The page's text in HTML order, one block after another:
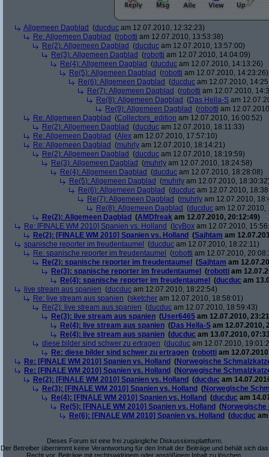
Allgemeen Dagblad (ducduc am 12.07.2010, 12:32:23)
Re: Allgemeen Dagblad (robotti am 12.07.2010, 13:53:38)
Re(2): Allgemeen Dagblad (ducduc am 12.07.2010, 13:57:00)
Re(3): Allgemeen Dagblad (robotti am 12.07.2010, 14:04:09)
Re(4): Allgemeen Dagblad (ducduc am 12.07.2010, 14:13:26)
Re(5): Allgemeen Dagblad (robotti am 12.07.2010, 14:23:26)
Re(6): Allgemeen Dagblad (ducduc am 12.07.2010,
Re(7): Allgemeen Dagblad (robotti am 12.07.2010,
Re(8): Allgemeen Dagblad (Das Hella-S am
Re(9): Allgemeen Dagblad (robotti am
Re: Allgemeen Dagblad (Collectors_edition am 12.07.2010, 16:00:52)
Re(2): Allgemeen Dagblad (ducduc am 12.07.2010, 18:11:33)
Re: Allgemeen Dagblad (Alex am 12.07.2010, 17:57:10)
Re: Allgemeen Dagblad (muhrly am 12.07.2010, 18:14:21)
Re(2): Allgemeen Dagblad (ducduc am 12.07.2010, 18:19:59)
Re(3): Allgemeen Dagblad (muhrly am 12.07.2010, 18:24:58)
Re(4): Allgemeen Dagblad (ducduc am 12.07.2010, 18:28:08)
Re(5): Allgemeen Dagblad (muhrly am 12.07.2010,
Re(6): Allgemeen Dagblad (ducduc am 12.07.2010,
Re(7): Allgemeen Dagblad (muhrly am 12.07.2010,
Re(8): Allgemeen Dagblad (ducduc am 12.07.2010,
Re(2): Allgemeen Dagblad (AMDfreak am 12.07.2010, 20:12:49)
Re: [FINALE WM 2010] Spanien vs. Holland ( IcyBox am 12.07.2010,
Re(2): [FINALE WM 2010] Spanien vs. Holland (Sajhtam am
spanische reporter im freudentaumel
(ducduc am 12.07.2010, 18:22:11)
Re: spanische reporter im freudentaumel
(robotti am 12.07.2010,
Re(2): spanische reporter im freudentaumel
(Sajhtam am
Re(3): spanische reporter im freudentaumel
(robotti am
Re(4): spanische reporter im freudentaumel
(ducduc am
live stream aus spanien (ducduc am 12.07.2010, 18:22:54)
Re: live stream aus spanien (sketcher am 12.07.2010, 18:58:01)
Re(2): live stream aus spanien (ducduc am 12.07.2010, 18:59:43)
Re(3): live stream aus spanien (User6465 am 12.07.2010,
Re(4): live stream aus spanien (Das Hella-S am 12.07.2010,
Re(4): live stream aus spanien (ducduc am 13.07.2010,
diese bilder sind schwer zu ertragen (ducduc am 12.07.2010,
Re: diese bilder sind schwer zu ertragen (robotti am
Re: [FINALE WM 2010] Spanien vs. Holland (Norwegische
Re: [FINALE WM 2010] Spanien vs. Holland (Norwegische
Re(2): [FINALE WM 2010] Spanien vs. Holland (ducduc am
Re(3): [FINALE WM 2010] Spanien vs. Holland (Norwegische
Re(4): [FINALE WM 2010] Spanien vs. Holland (ducduc am
Re(5): [FINALE WM 2010] Spanien vs. Holland (
Re(6): [FINALE WM 2010] Spanien vs. Holland (ducduc
Dieses Forum ist eine frei zugängliche Diskussionsplattform.
Der Betreiber übernimmt keine Verantwortung für den Inhalt der Beiträge und behält sich das
Recht vor, Beiträge mit rechtswidrigem oder anstößigem Inhalt zu löschen.